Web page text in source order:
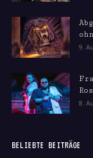
9.
8.
BELIEBTE BEITRÄGE